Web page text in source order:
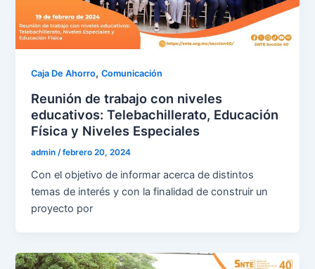
Caja De Ahorro,Comunicación
Reunión de trabajo con niveles
educativos: Telebachillerato, Educación
Física y Niveles Especiales
admin /febrero 20, 2024
Con el objetivo de informar acerca de distintos
temas de interés y con la finalidad de construir un
proyecto por